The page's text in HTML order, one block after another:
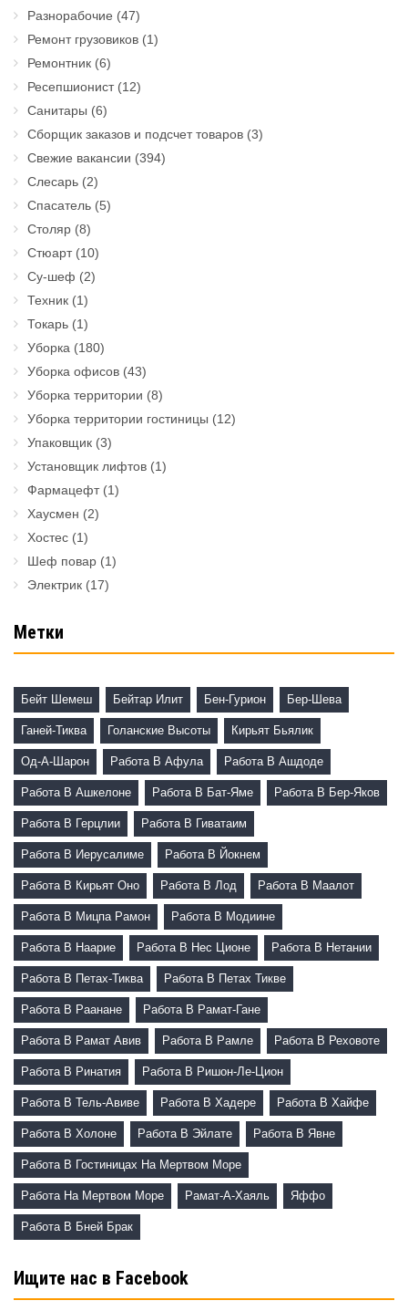
Разнорабочие (47)
Ремонт грузовиков (1)
Ремонтник (6)
Ресепшионист(12)
Санитары (6)
Сборщик заказов и подсчет товаров (3)
Свежие вакансии (394)
Слесарь (2)
Спасатель (5)
Столяр (8)
Стюарт(10)
Су-шеф (2)
Техник (1)
Токарь (1)
Уборка (180)
Уборка офисов (43)
Уборка территории (8)
Уборка территории гостиницы (12)
Упаковщик (3)
Установщик лифтов (1)
Фармацефт(1)
Хаусмен (2)
Хостес (1)
Шеф повар (1)
Электрик (17)
Метки
Бейт Шемеш Бейтар Илит Бен-Гурион Бер-Шева
Ганей-Тиква Голанские Высоты Кирьят Бьялик
Од-А-Шарон Работа В Афула Работа В Ашдоде
Работа В Ашкелоне Работа В Бат-Яме Работа В Бер-Яков
Работа В Герцлии Работа В Гиватаим
Работа В Иерусалиме Работа В Йокнем
Работа В Кирьят Оно Работа В Лод Работа В Маалот
Работа В Мицпа Рамон Работа В Модиине
Работа В Наарие Работа В Нес Ционе Работа В Нетании
Работа В Петах-Тиква Работа В Петах Тикве
Работа В Раанане Работа В Рамат-Гане
Работа В Рамат Авив Работа В Рамле Работа В Реховоте
Работа В Ринатия Работа В Ришон-Ле-Цион
Работа В Тель-Авиве Работа В Хадере Работа В Хайфе
Работа В Холоне Работа В Эйлате Работа В Явне
Работа В Гостиницах На Мертвом Море
Работа На Мертвом Море Рамат-А-Хаяль Яффо
Работа В Бней Брак
Ищите нас в Facebook